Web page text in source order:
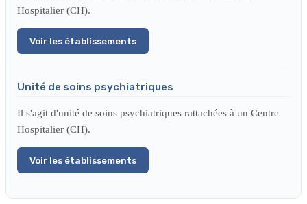
Hospitalier (CH).
Voir les établissements
Unité de soins psychiatriques
Il s'agit d'unité de soins psychiatriques rattachées à un Centre
Hospitalier (CH).
Voir les établissements